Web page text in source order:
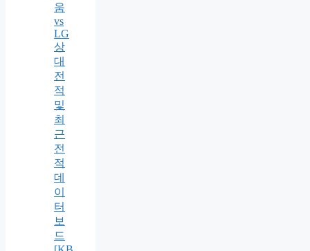
움
vs
LG
상
대
전
적
및
최
근
전
적
데
이
터
보
드